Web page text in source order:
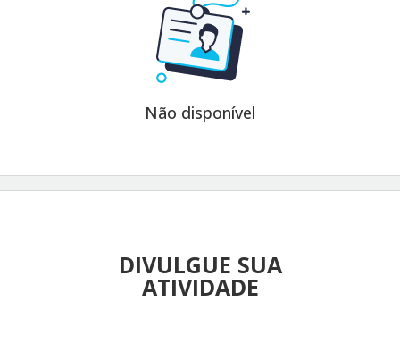
Não disponível
DIVULGUE SUA
ATIVIDADE